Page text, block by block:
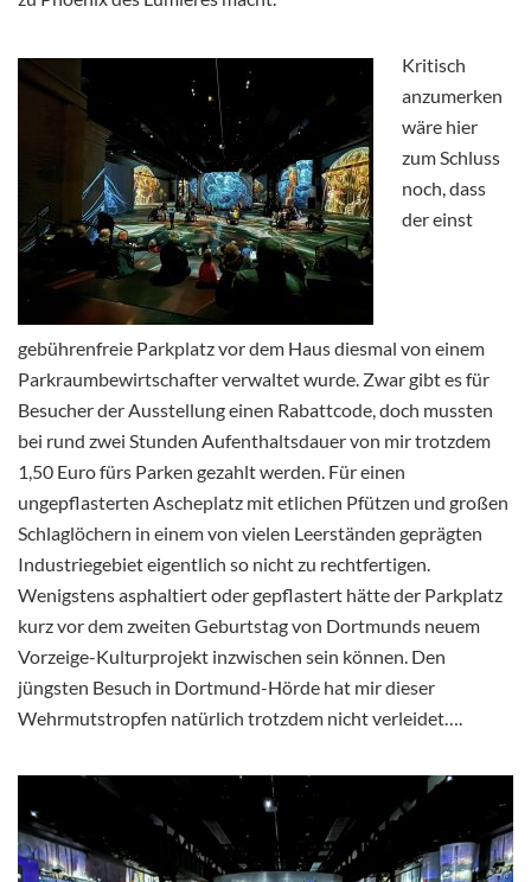
Kritisch
anzumerken
wäre hier
zum Schluss
noch, dass
der einst
gebührenfreie Parkplatz vor dem Haus diesmal von einem
Parkraumbewirtschafter verwaltet wurde. Zwar gibt es für
Besucher der Ausstellung einen Rabattcode, doch mussten
bei rund zwei Stunden Aufenthaltsdauer von mir trotzdem
1,50 Euro fürs Parken gezahlt werden. Für einen
ungepflasterten Ascheplatz mit etlichen Pfützen und großen
Schlaglöchern in einem von vielen Leerständen geprägten
Industriegebiet eigentlich so nicht zu rechtfertigen.
Wenigstens asphaltiert oder gepflastert hätte der Parkplatz
kurz vor dem zweiten Geburtstag von Dortmunds neuem
Vorzeige-Kulturprojekt inzwischen sein können. Den
jüngsten Besuch in Dortmund-Hörde hat mir dieser
Wehrmutstropfen natürlich trotzdem nicht verleidet….